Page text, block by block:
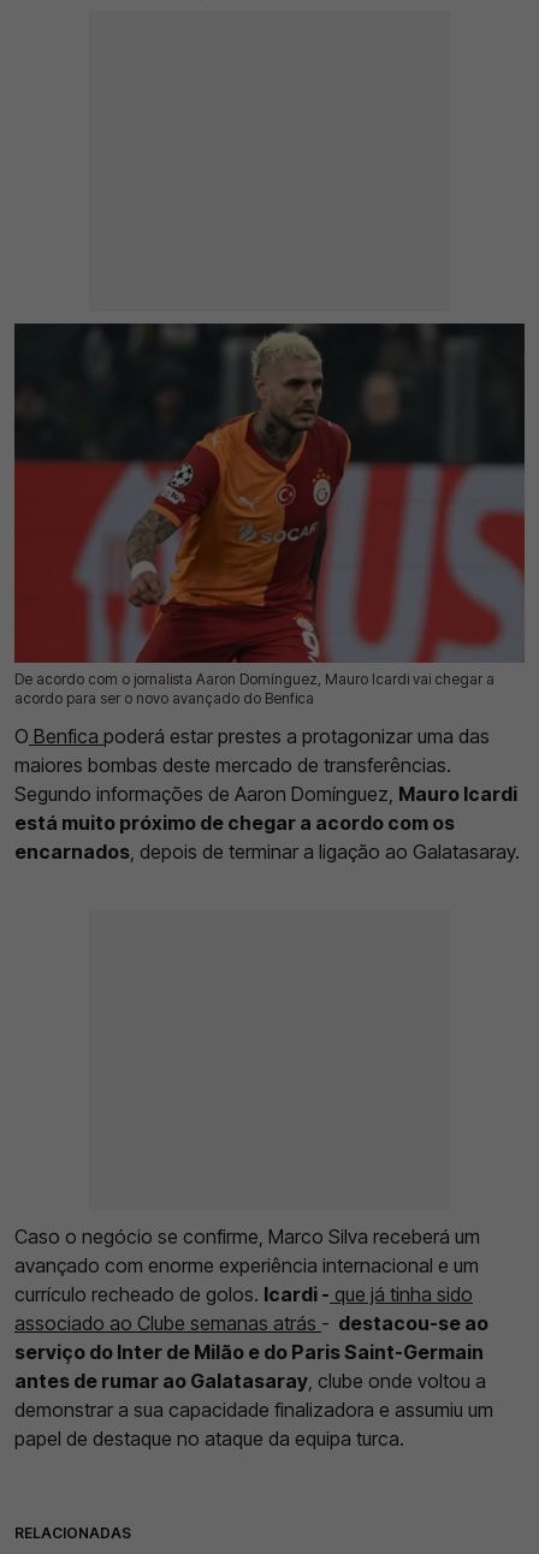
De acordo com o jornalista Aaron Domínguez, Mauro Icardi vai chegar a
acordo para ser o novo avançado do Benfica
16 Jul 2026 | 15:38 | 0
O Benfica poderá estar prestes a protagonizar uma das
maiores bombas deste mercado de transferências.
Segundo informações de Aaron Domínguez, Mauro Icardi
está muito próximo de chegar a acordo com os
encarnados, depois de terminar a ligação ao Galatasaray.
Caso o negócio se confirme, Marco Silva receberá um
avançado com enorme experiência internacional e um
currículo recheado de golos. Icardi - que já tinha sido
associado ao Clube semanas atrás - destacou-se ao
serviço do Inter de Milão e do Paris Saint-Germain
antes de rumar ao Galatasaray, clube onde voltou a
demonstrar a sua capacidade finalizadora e assumiu um
papel de destaque no ataque da equipa turca.
RELACIONADAS